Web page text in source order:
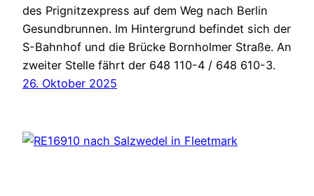
des Prignitzexpress auf dem Weg nach Berlin
Gesundbrunnen. Im Hintergrund befindet sich der
S-Bahnhof und die Brücke Bornholmer Straße. An
zweiter Stelle fährt der 648 110-4 / 648 610-3.
26. Oktober 2025